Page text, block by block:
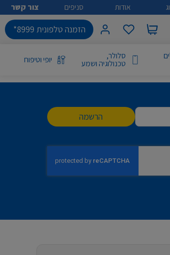
אודות סניפים צור קשר
הזמנה טלפונית 8999*
סלולר,
טכנולוגיה ושמע יופי וטיפוח
הרשמה